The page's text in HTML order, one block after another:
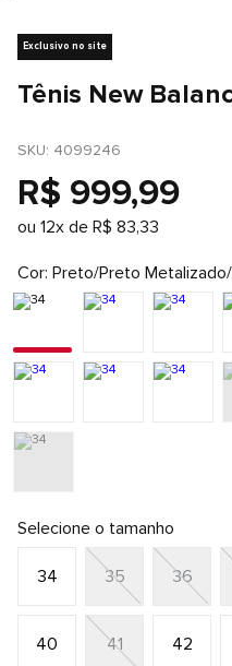
Exclusivo no site
Tênis New
SKU: 4099246
R$ 999,99
ou 12x de R$ 83,33
Cor Preto/Preto
Selecione o tamanho
34 35 36
40 41 42